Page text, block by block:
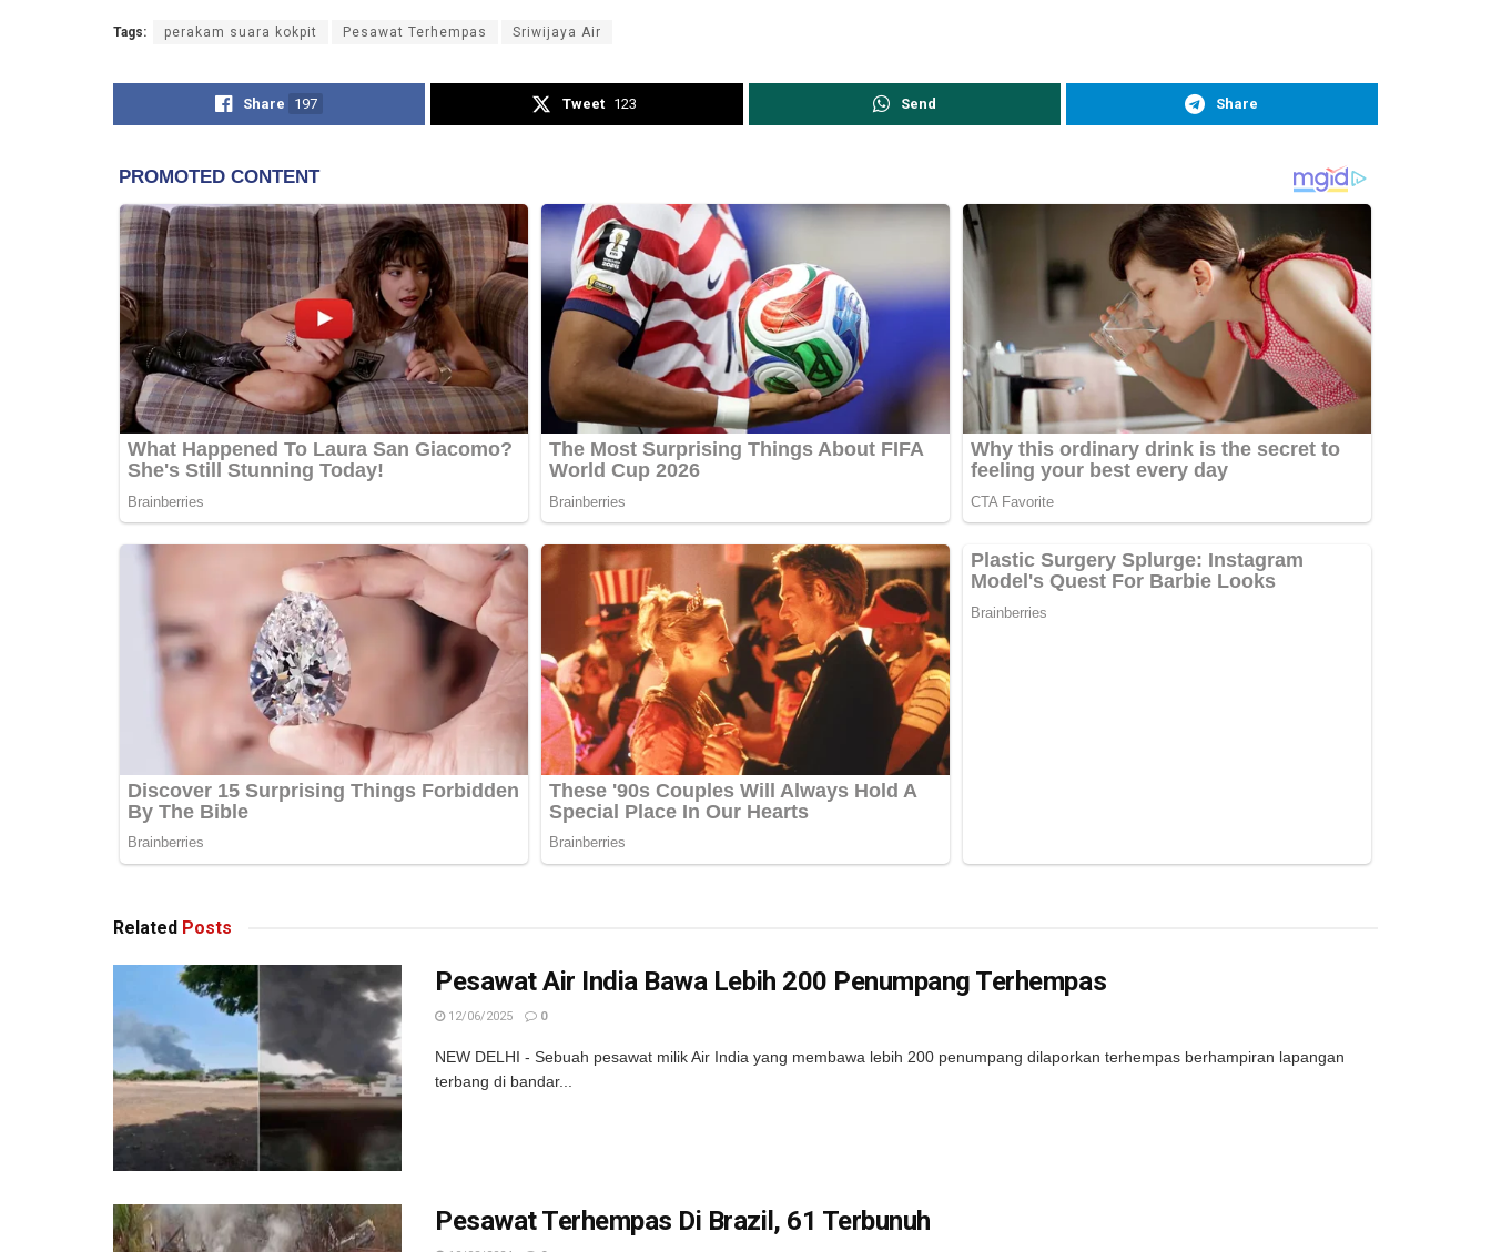
Tags: perakam suara kokpit Pesawat Terhempas Sriwijaya Air
Share 197 Tweet 123 Send Share
Related Posts
Pesawat Air India Bawa Lebih 200 Penumpang Terhempas
12/06/2025 0
NEW DELHI - Sebuah pesawat milik Air India yang membawa lebih 200 penumpang dilaporkan terhempas berhampiran lapangan
terbang di bandar...
Pesawat Terhempas Di Brazil, 61 Terbunuh